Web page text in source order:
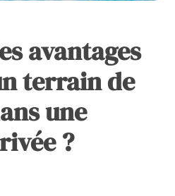
avantages
terrain de
une
?